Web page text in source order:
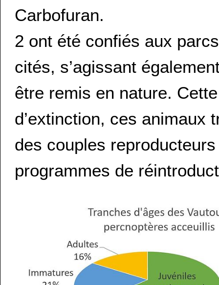
Carbofuran.
2 ont été confiés aux
cités, s’agissant
être remis en nature.
d’extinction, ces animaux
des couples
programmes de